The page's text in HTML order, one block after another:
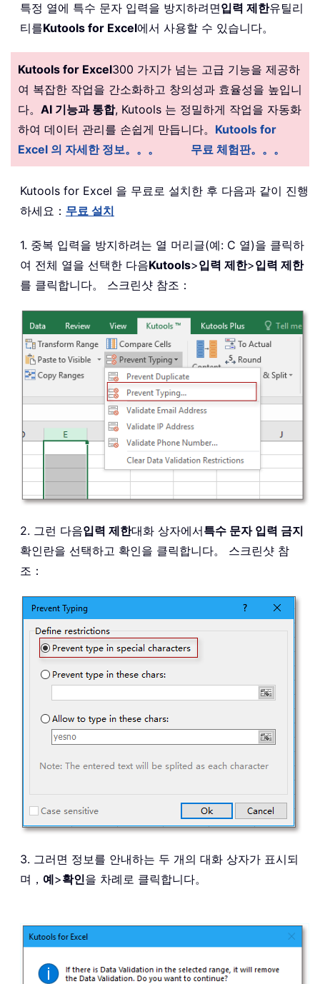
특정 열에 특수 문자 입력을 방지하려면입력 제한유틸리
티를Kutools for Excel에서 사용할 수 있습니다。
Kutools for Excel300 가지가 넘는 고급 기능을 제공하
여 복잡한 작업을 간소화하고 창의성과 효율성을 높입니
다。 AI 기능과 통합, Kutools 는 정밀하게 작업을 자동화
하여 데이터 관리를 손쉽게 만듭니다。 Kutools for
Excel 의 자세한 정보。。。
무료 체험판。。。
Kutools for Excel 을 무료로 설치한 후 다음과 같이 진행
하세요： 무료 설치
1. 중복 입력을 방지하려는 열 머리글(예: C 열)을 클릭하
여 전체 열을 선택한 다음Kutools>입력 제한>입력 제한
를 클릭합니다。 스크린샷 참조：
2. 그런 다음입력 제한대화 상자에서특수 문자 입력 금지
확인란을 선택하고 확인을 클릭합니다。 스크린샷 참
조：
3. 그러면 정보를 안내하는 두 개의 대화 상자가 표시되
며， 예>확인을 차례로 클릭합니다。